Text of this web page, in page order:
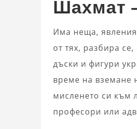
Шахмат
Има неща, явления
от тях, разбира
дъски и фигури
време на вземане
мисленето си към
професори или